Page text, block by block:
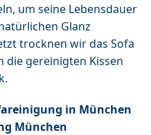
um seine Lebensdauer
Glanz
trocknen wir das Sofa
gereinigten Kissen
in München
München